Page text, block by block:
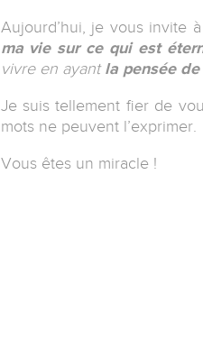
Aujourd’hui, je vous invite
ma vie sur ce qui est
vivre en ayant la pensée
Je suis tellement fier de
mots ne peuvent l’exprimer.
Vous êtes un miracle !